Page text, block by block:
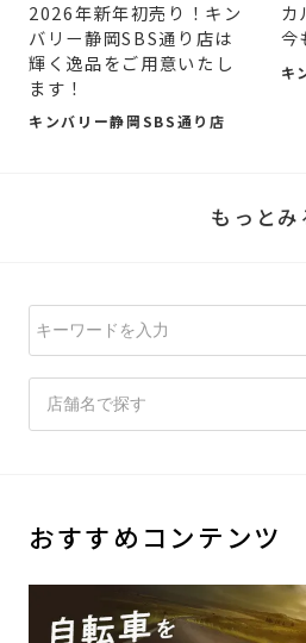
2026年新年初売り！キン
バリー静岡SBS通り店は
輝く逸品をご用意いたし
ます！
キンバリー静岡SBS通り店
カ
今
キ
もっとみ
おすすめコンテンツ